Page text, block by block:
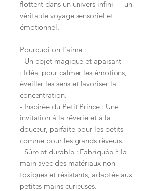
flottent dans un univers infini — un
véritable voyage sensoriel et
émotionnel.
Pourquoi on l’aime :
- Un objet magique et apaisant
: Idéal pour calmer les émotions,
éveiller les sens et favoriser la
concentration.
- Inspirée du Petit Prince : Une
invitation à la rêverie et à la
douceur, parfaite pour les petits
comme pour les grands rêveurs.
- Sûre et durable : Fabriquée à la
main avec des matériaux non
toxiques et résistants, adaptée aux
petites mains curieuses.